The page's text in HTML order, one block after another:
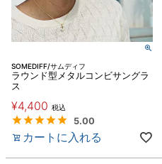
SOMEDIFF/サムディフ
ラウンド型メタルコンビサングラ
ス
¥4,400 税込
5.00
カートに入れる